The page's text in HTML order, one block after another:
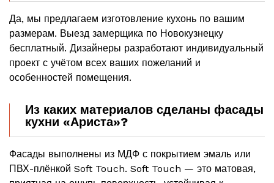
Да, мы предлагаем изготовление кухонь по вашим
размерам. Выезд замерщика по Новокузнецку
бесплатный. Дизайнеры разработают индивидуальный
проект с учётом всех ваших пожеланий и
особенностей помещения.
Из каких материалов сделаны фасады
кухни «Ариста»?
Фасады выполнены из МДФ с покрытием эмаль или
ПВХ-плёнкой Soft Touch. Soft Touch — это матовая,